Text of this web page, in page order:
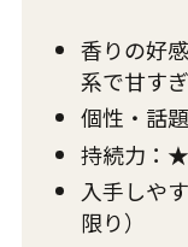
香りの好
系で甘すぎ
個性・
持続力：
入手し
限り）